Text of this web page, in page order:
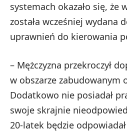
systemach okazało się, że
została wcześniej wydana
uprawnień do kierowania
– Mężczyzna przekroczył
w obszarze zabudowanym
Dodatkowo nie posiadał
swoje skrajnie
20-latek będzie